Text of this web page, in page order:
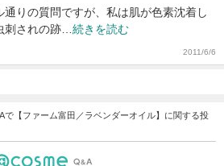
通りの質問ですが、私は肌が色素沈着し
刺されの跡… 続きを読む
2011/6/6
で【ファーム富田／ラベンダーオイル】に関する投